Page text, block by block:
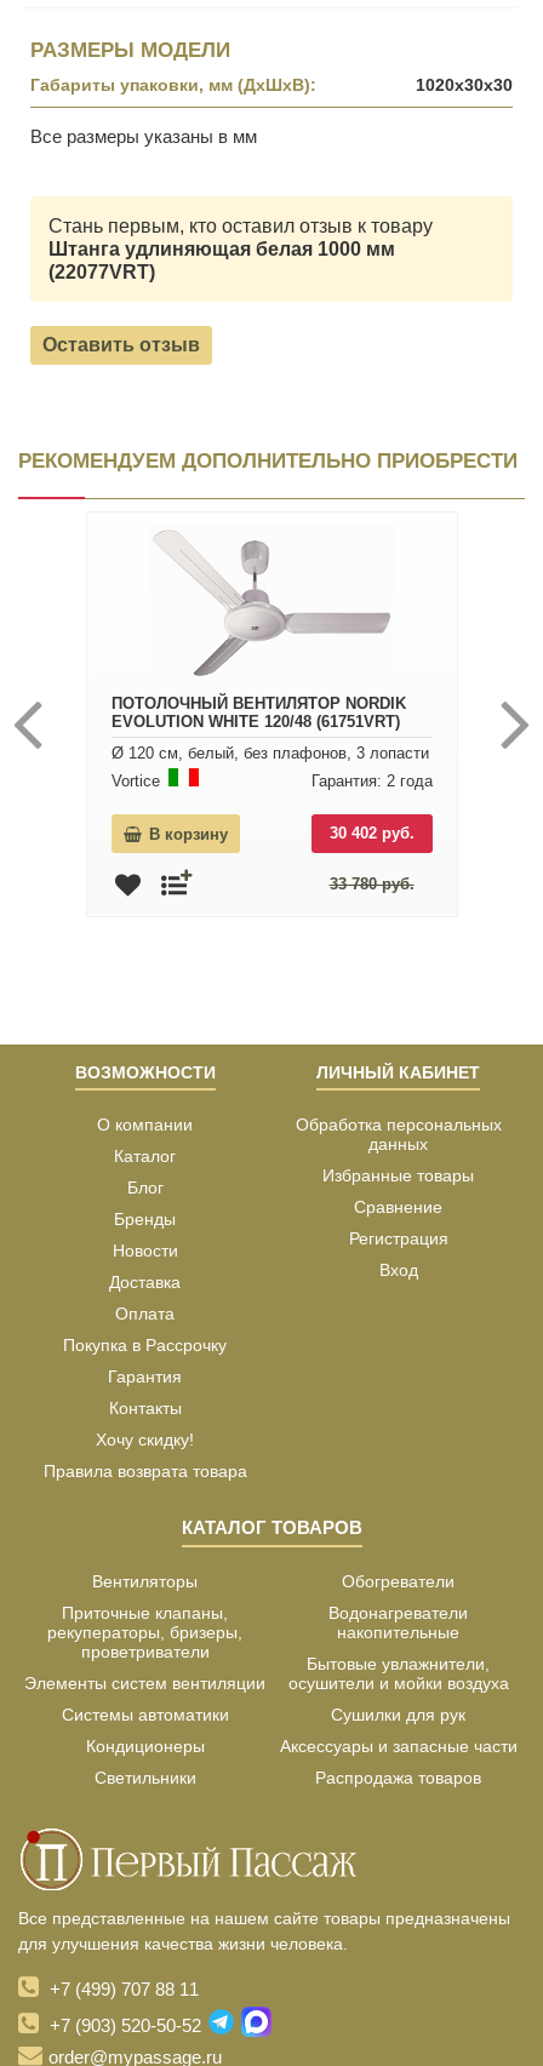
РАЗМЕРЫ МОДЕЛИ
Габариты упаковки, мм (ДхШхВ): 1020x30x30
Все размеры указаны в мм
Стань первым, кто оставил отзыв к товару
Штанга удлиняющая белая 1000 мм
(22077VRT)
Оставить отзыв
РЕКОМЕНДУЕМ ДОПОЛНИТЕЛЬНО ПРИОБРЕСТИ
ПОТОЛОЧНЫЙ ВЕНТИЛЯТОР NORDIK
EVOLUTION WHITE 120/48 (61751VRT)
Ø 120 см, белый, без плафонов, 3 лопасти
Vortice
Гарантия: 2 года
30 402 руб.
33 780 руб.
В корзину
ВОЗМОЖНОСТИ
О компании
Каталог
Блог
Бренды
Новости
Доставка
Оплата
Покупка в Рассрочку
Гарантия
Контакты
Хочу скидку!
Правила возврата товара
ЛИЧНЫЙ КАБИНЕТ
Обработка персональных
данных
Избранные товары
Сравнение
Регистрация
Вход
КАТАЛОГ ТОВАРОВ
Вентиляторы
Приточные клапаны,
рекуператоры, бризеры,
проветриватели
Элементы систем вентиляции
Системы автоматики
Кондиционеры
Светильники
Обогреватели
Водонагреватели
накопительные
Бытовые увлажнители,
осушители и мойки воздуха
Сушилки для рук
Аксессуары и запасные части
Распродажа товаров
Все представленные на нашем сайте товары предназначены
для улучшения качества жизни человека.
+7 (499) 707 88 11
+7 (903) 520-50-52
order@mypassage.ru